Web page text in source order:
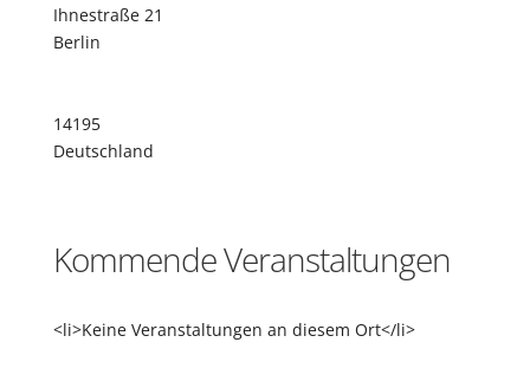
Ihnestraße 21
Berlin
14195
Deutschland
Kommende Veranstaltungen
<li>Keine Veranstaltungen an diesem Ort</li>